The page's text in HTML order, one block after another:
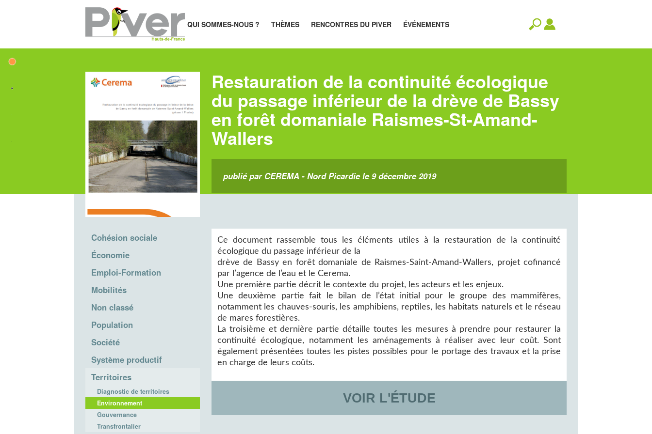
QUI SOMMES-NOUS ? THÈMES RENCONTRES DU PIVER ÉVÉNEMENTS
Restauration de la continuité écologique
du passage inférieur de la drève de Bassy
en forêt domaniale Raismes-St-Amand-
Wallers
publié par CEREMA - Nord Picardie le 9 décembre 2019
Cohésion sociale
Économie
Emploi-Formation
Mobilités
Non classé
Population
Société
Système productif
Territoires
Diagnostic de territoires
Environnement
Gouvernance
Transfrontalier
Ce document rassemble tous les éléments utiles à la restauration de la continuité
écologique du passage inférieur de la
drève de Bassy en forêt domaniale de Raismes-Saint-Amand-Wallers, projet cofinancé
par l’agence de l’eau et le Cerema.
Une première partie décrit le contexte du projet, les acteurs et les enjeux.
Une deuxième partie fait le bilan de l’état initial pour le groupe des mammifères,
notamment les chauves-souris, les amphibiens, reptiles, les habitats naturels et le réseau
de mares forestières.
La troisième et dernière partie détaille toutes les mesures à prendre pour restaurer la
continuité écologique, notamment les aménagements à réaliser avec leur coût. Sont
également présentées toutes les pistes possibles pour le portage des travaux et la prise
en charge de leurs coûts.
VOIR L'ÉTUDE